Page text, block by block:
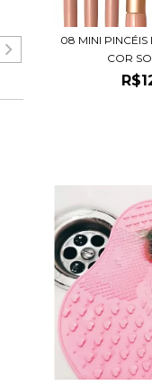
08 MINI
COR